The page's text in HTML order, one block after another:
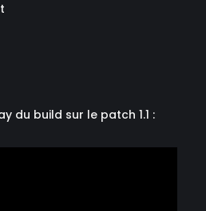
du build sur le patch 1.1 :